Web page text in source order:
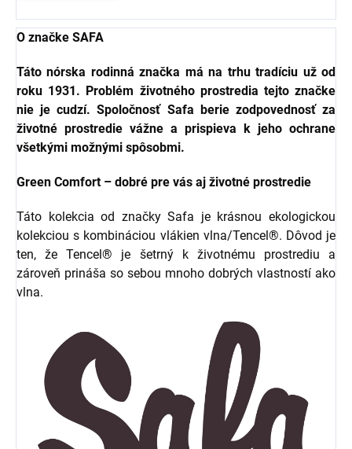
O značke SAFA
Táto nórska rodinná značka má na trhu tradíciu už od
roku 1931. Problém životného prostredia tejto značke
nie je cudzí. Spoločnosť Safa berie zodpovednosť za
životné prostredie vážne a prispieva k jeho ochrane
všetkými možnými spôsobmi.
Green Comfort – dobré pre vás aj životné prostredie
Táto kolekcia od značky Safa je krásnou ekologickou
kolekciou s kombináciou vlákien vlna/Tencel®. Dôvod je
ten, že Tencel® je šetrný k životnému prostrediu a
zároveň prináša so sebou mnoho dobrých vlastností ako
vlna.